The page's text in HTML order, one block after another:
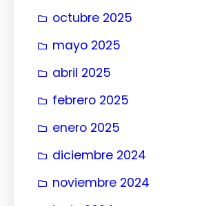
octubre 2025
mayo 2025
abril 2025
febrero 2025
enero 2025
diciembre 2024
noviembre 2024